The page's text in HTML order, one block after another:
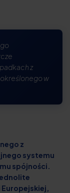
z
w
z
systemu
spójności.
Europejskiej,